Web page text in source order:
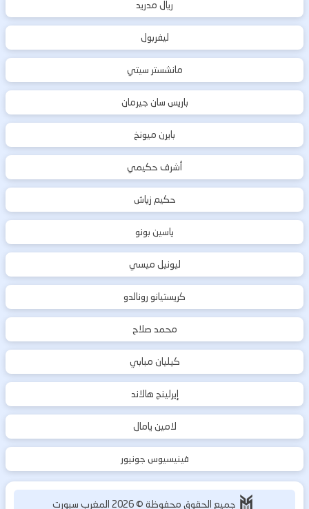
ريال مدريد
ليفربول
مانشستر سيتي
باريس سان جيرمان
بايرن ميونخ
أشرف حكيمي
حكيم زياش
ياسين بونو
ليونيل ميسي
كريستيانو رونالدو
محمد صلاح
كيليان مبابي
إيرلينج هالاند
لامين يامال
فينيسيوس جونيور
جميع الحقوق محفوظة ©2026المغرب سبورت